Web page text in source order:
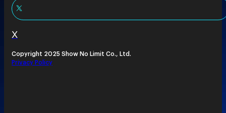
X
Copyright 2025 Show No Limit Co., Ltd.
Privacy Policy